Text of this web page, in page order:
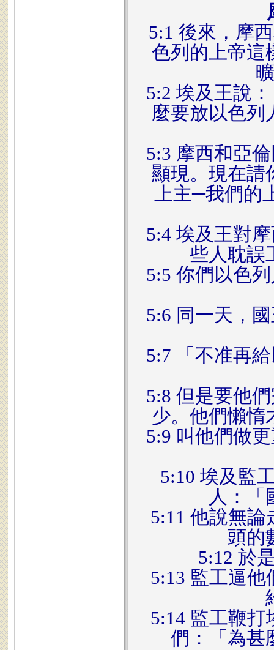
5:1 後來，摩
色列的上帝這
5:2 埃及王說
麼要放以色列
5:3 摩西和亞
顯現。現在請
上主─我們的
5:4 埃及王對
些人耽誤
5:5 你們以色
5:6 同一天，
5:7 「不准再
5:8 但是要他
少。他們懶惰
5:9 叫他們做
5:10 埃及監
人：「
5:11 他說無
頭的
5:12 於
5:13 監工逼
5:14 監工鞭
們：「為甚